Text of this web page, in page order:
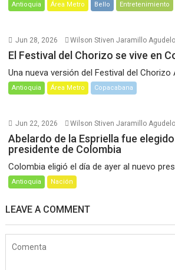
Antioquia Área Metro Bello Entretenimiento
Jun 28, 2026 Wilson Stiven Jaramillo Agudelo
El Festival del Chorizo se vive en
Una nueva versión del Festival del Chorizo
Antioquia Área Metro Copacabana
Jun 22, 2026 Wilson Stiven Jaramillo Agudelo
Abelardo de la Espriella fue
presidente de Colombia
Colombia eligió el día de ayer al nuevo
Antioquia Nación
LEAVE A COMMENT